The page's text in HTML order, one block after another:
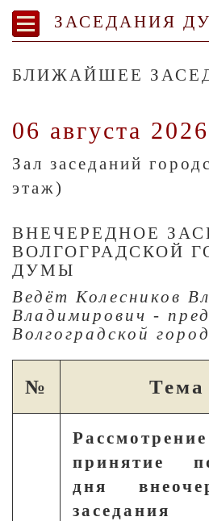
ЗАСЕДАНИЯ
БЛИЖАЙШЕЕ
06 августа 2026
Зал заседаний
этаж)
ВНЕЧЕРЕДНОЕ
ВОЛГОГРАДСКОЙ
ДУМЫ
Ведёт Колесников
Владимирович -
Волгоградской
№ Тема
принятие
дня
заседания